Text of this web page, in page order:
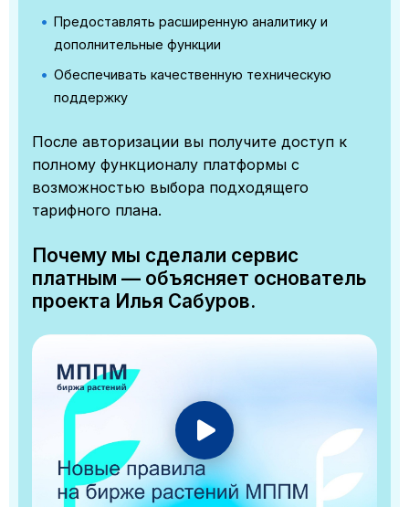
Предоставлять расширенную аналитику и
дополнительные функции
Обеспечивать качественную техническую
поддержку
После авторизации вы получите доступ к
полному функционалу платформы с
возможностью выбора подходящего
тарифного плана.
Почему мы сделали сервис
платным — объясняет основатель
проекта Илья Сабуров.